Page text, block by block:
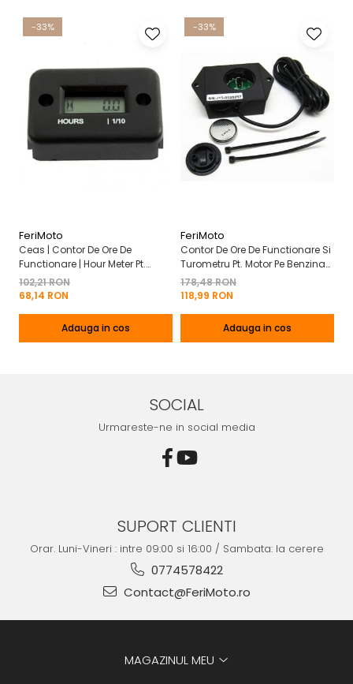
-33%
FeriMoto
Ceas | Contor De Ore De
Functionare | Hour Meter Pt.
Motor Pe Benzina 2T | 4T
102,21 RON
68,14 RON
Adauga in cos
-33%
FeriMoto
Contor De Ore De Functionare Si
Turometru Pt. Motor Pe Benzina
2T | 4T Cu Capac De Baterie
178,48 RON
118,99 RON
Adauga in cos
SOCIAL
Urmareste-ne in social media
SUPORT CLIENTI
Orar. Luni-Vineri : intre 09:00 si 16:00 / Sambata: la cerere
0774578422
Contact@FeriMoto.ro
MAGAZINUL MEU